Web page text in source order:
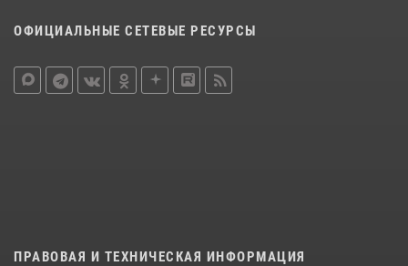
ОФИЦИАЛЬНЫЕ СЕТЕВЫЕ РЕСУРСЫ
ПРАВОВАЯ И ТЕХНИЧЕСКАЯ ИНФОРМАЦИЯ